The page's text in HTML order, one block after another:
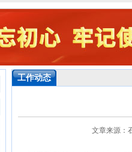
工作动态
文章来源：